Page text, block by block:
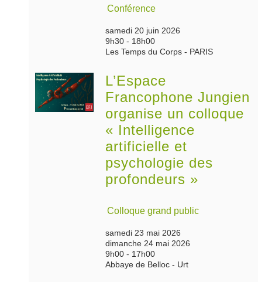
Conférence
samedi 20 juin 2026
9h30 - 18h00
Les Temps du Corps - PARIS
L’Espace
Francophone Jungien
organise un colloque
« Intelligence
artificielle et
psychologie des
profondeurs »
Colloque grand public
samedi 23 mai 2026
dimanche 24 mai 2026
9h00 - 17h00
Abbaye de Belloc - Urt